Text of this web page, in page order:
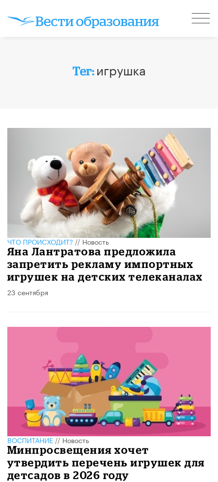
Тег: игрушка
ЧТО ПРОИСХОДИТ?//Новость
Яна Лантратова предложила
запретить рекламу импортных
игрушек на детских телеканалах
23 сентября
ВОСПИТАНИЕ//Новость
Минпросвещения хочет
утвердить перечень игрушек для
детсадов в 2026 году